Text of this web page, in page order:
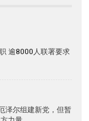
逾8000人联署要求
泽尔组建新党，但暂